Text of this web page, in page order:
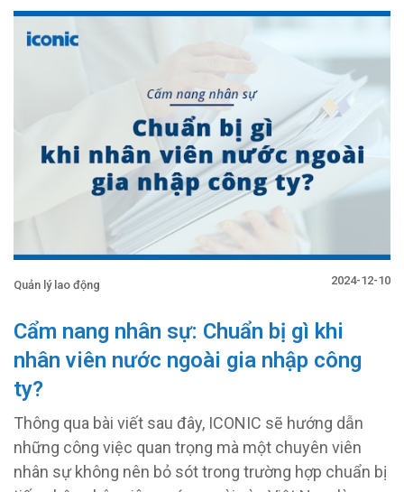
Quản lý lao động 2024-12-10
Cẩm nang nhân sự: Chuẩn bị gì khi
nhân viên nước ngoài gia nhập công
ty?
Thông qua bài viết sau đây, ICONIC sẽ hướng dẫn
những công việc quan trọng mà một chuyên viên
nhân sự không nên bỏ sót trong trường hợp chuẩn bị